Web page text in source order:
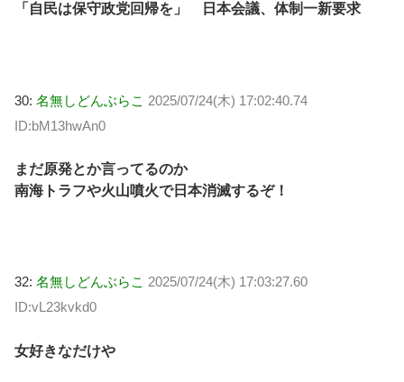
「自民は保守政党回帰を」 日本会議、体制一新要求
30: 名無しどんぶらこ 2025/07/24(木) 17:02:40.74
ID:bM13hwAn0
まだ原発とか言ってるのか
南海トラフや火山噴火で日本消滅するぞ！
32: 名無しどんぶらこ 2025/07/24(木) 17:03:27.60
ID:vL23kvkd0
女好きなだけや